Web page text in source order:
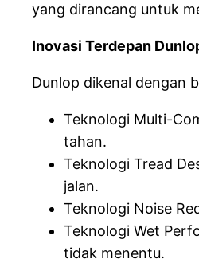
yang dirancang untuk
Inovasi Terdepan
Dunlop dikenal dengan
Teknologi Multi-
tahan.
Teknologi Tread
jalan.
Teknologi Noise
Teknologi Wet
tidak menentu.